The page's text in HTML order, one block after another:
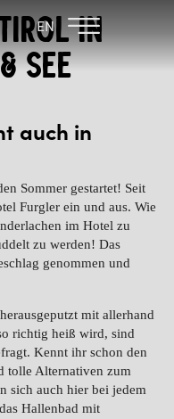
EN
in
See
auch in
Sommer gestartet! Seit
Furgler ein und aus. Wie
im Hotel zu
zu werden! Das
genommen und
mit allerhand
richtig heiß wird, sind
Kennt ihr schon den
tolle Alternativen zum
sich auch hier bei jedem
Hallenbad mit